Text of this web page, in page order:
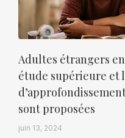
Adultes étrangers
étude supérieure et
sont proposées
juin 13, 2024